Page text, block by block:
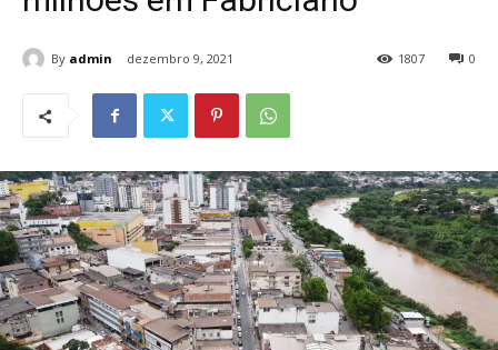
By admin dezembro 9, 2021 0
1807